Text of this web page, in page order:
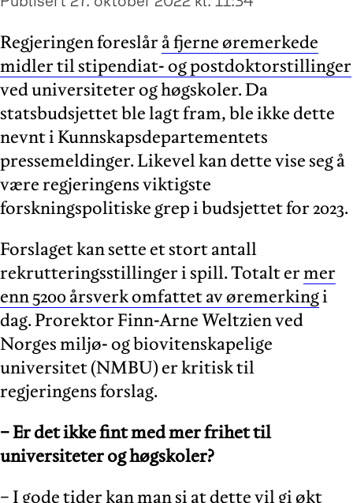
Regjeringen foreslårå fjerne øremerkede
midler til stipendiat- og postdoktorstillinger
ved universiteter og høgskoler. Da
statsbudsjettet ble lagt fram, ble ikke dette
nevnt i Kunnskapsdepartementets
pressemeldinger. Likevel kan dette vise seg å
være regjeringens viktigste
forskningspolitiske grep i budsjettet for 2023.
Forslaget kan sette et stort antall
rekrutteringsstillinger i spill. Totalt ermer
enn 5200 årsverk omfattet av øremerkingi
dag. Prorektor Finn-Arne Weltzien ved
Norges miljø- og biovitenskapelige
universitet (NMBU) er kritisk til
regjeringens forslag.
− Er det ikke fint med mer frihet til
universiteter og høgskoler?
− I gode tider kan man si at dette vil gi økt